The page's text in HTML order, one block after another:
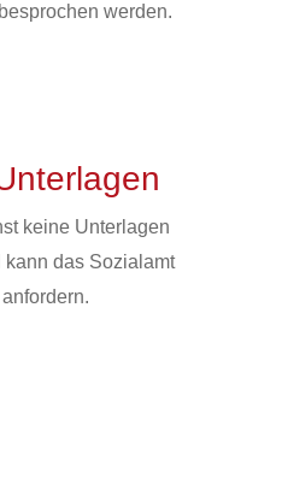
werden.
keine Unterlagen
kann das Sozialamt
dern.